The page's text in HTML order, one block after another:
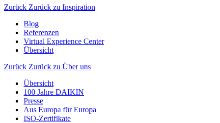
Zurück Zurück zu Inspiration
Blog
Referenzen
Virtual Experience Center
Übersicht
Zurück Zurück zu Über uns
Übersicht
100 Jahre DAIKIN
Presse
Aus Europa für Europa
ISO-Zertifikate